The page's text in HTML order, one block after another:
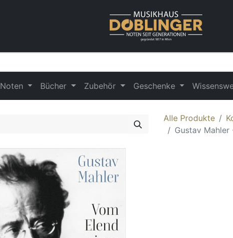
Noten Bücher Zubehör Geschenke
Alle Produkte
Gustav Mahler